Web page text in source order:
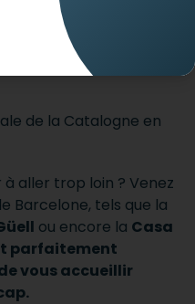
! Partez en
en toute sérénité
à aller trop loin ? Venez
Barcelone, tels que la
ou encore la Casa
parfaitement
vous accueillir